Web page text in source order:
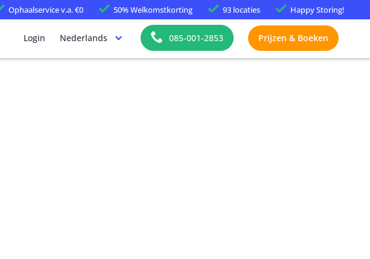
Ophaalservicev.a. €0 50%Welkomstkorting 93 locaties HappyStoring!
Login Nederlands 085-001-2853 Prijzen & Boeken